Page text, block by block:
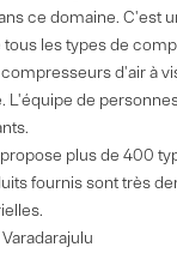
ce domaine. C'est
tous les types de
d'air à
L'équipe de
plus de 400
fournis sont très